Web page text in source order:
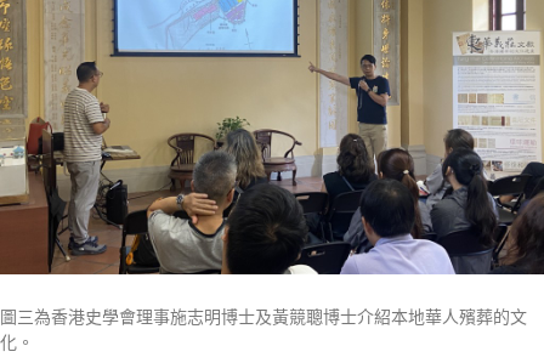
圖三為香港史學會理事施志明博士及黃競聰博士介紹本地華人殯葬的文
化。